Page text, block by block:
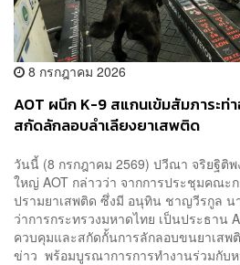
8 กรกฎาคม 2026
AOT ผนึก K-9 สแกนเข้มสัมภาระ
สกัดลักลอบลำเลียงยาเสพติด
วันนี้ (8 กรกฎาคม 2569) ปวีณา จริยฐิติพ
ใหญ่ AOT กล่าวว่า จากการประชุมคณะ
ปรามยาเสพติด ซึ่งมี อนุทิน ชาญวีรกูล น
ว่าการกระทรวงมหาดไทย เป็นประธาน
ควบคุมและสกัดกั้นการลักลอบขนยาเสพ
ข่าว พร้อมบูรณาการการทำงานร่วมกับห